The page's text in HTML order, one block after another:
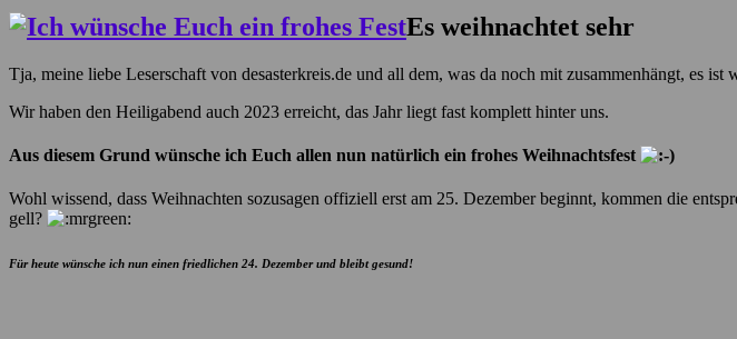
Es weihnachtet sehr
Tja, meine liebe Leserschaft von desasterkreis.de und all dem, was da noch mit zusammenhängt, es ist
Wir haben den Heiligabend auch 2023 erreicht, das Jahr liegt fast komplett hinter uns.
Aus diesem Grund wünsche ich Euch allen nun natürlich ein frohes Weihnachtsfest
Wohl wissend, dass Weihnachten sozusagen offiziell erst am 25. Dezember beginnt, kommen die
gell?
Für heute wünsche ich nun einen friedlichen 24. Dezember und bleibt gesund!